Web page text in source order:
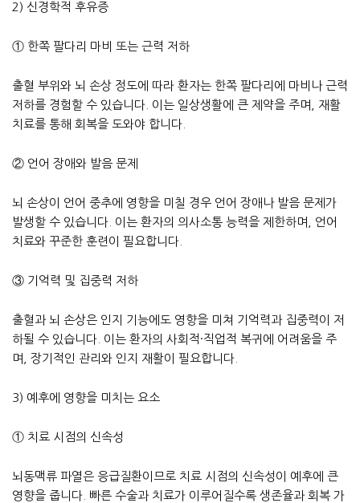
2) 신경학적 후유증
① 한쪽 팔다리 마비 또는 근력 저하
출혈 부위와 뇌 손상 정도에 따라 환자는 한쪽 팔다리에 마비나 근력
저하를 경험할 수 있습니다. 이는 일상생활에 큰 제약을 주며, 재활
치료를 통해 회복을 도와야 합니다.
② 언어 장애와 발음 문제
뇌 손상이 언어 중추에 영향을 미칠 경우 언어 장애나 발음 문제가
발생할 수 있습니다. 이는 환자의 의사소통 능력을 제한하며, 언어
치료와 꾸준한 훈련이 필요합니다.
③ 기억력 및 집중력 저하
출혈과 뇌 손상은 인지 기능에도 영향을 미쳐 기억력과 집중력이 저
하될 수 있습니다. 이는 환자의 사회적·직업적 복귀에 어려움을 주
며, 장기적인 관리와 인지 재활이 필요합니다.
3) 예후에 영향을 미치는 요소
① 치료 시점의 신속성
뇌동맥류 파열은 응급질환이므로 치료 시점의 신속성이 예후에 큰
영향을 줍니다. 빠른 수술과 치료가 이루어질수록 생존율과 회복 가